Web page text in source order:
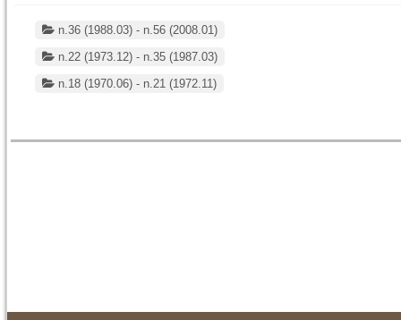
n.36 (1988.03) - n.56 (2008.01)
n.22 (1973.12) - n.35 (1987.03)
n.18 (1970.06) - n.21 (1972.11)